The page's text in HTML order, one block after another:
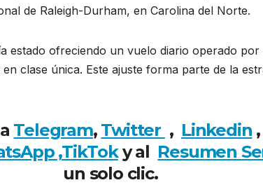
de Raleigh-Durham, en Carolina del Norte.
estado ofreciendo un vuelo diario operado
clase única. Este ajuste forma parte de la
Telegram, Twitter , Linkedin ,
,TikToky al Resumen
un solo clic.